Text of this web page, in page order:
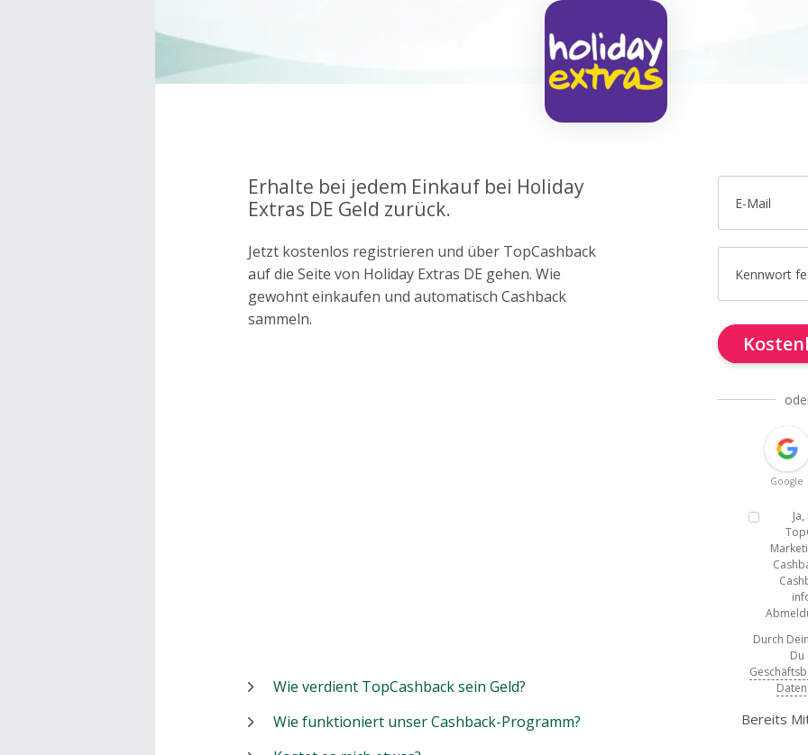
Erhalte bei jedem Einkauf bei Holiday
Extras DE Geld zurück.
Jetzt kostenlos registrieren und über TopCashback
auf die Seite von Holiday Extras DE gehen. Wie
gewohnt einkaufen und automatisch Cashback
sammeln.
E-Mail
Kennwort
Google
Durch
Bereits
Wie verdient TopCashback sein Geld?
Wie funktioniert unser Cashback-Programm?